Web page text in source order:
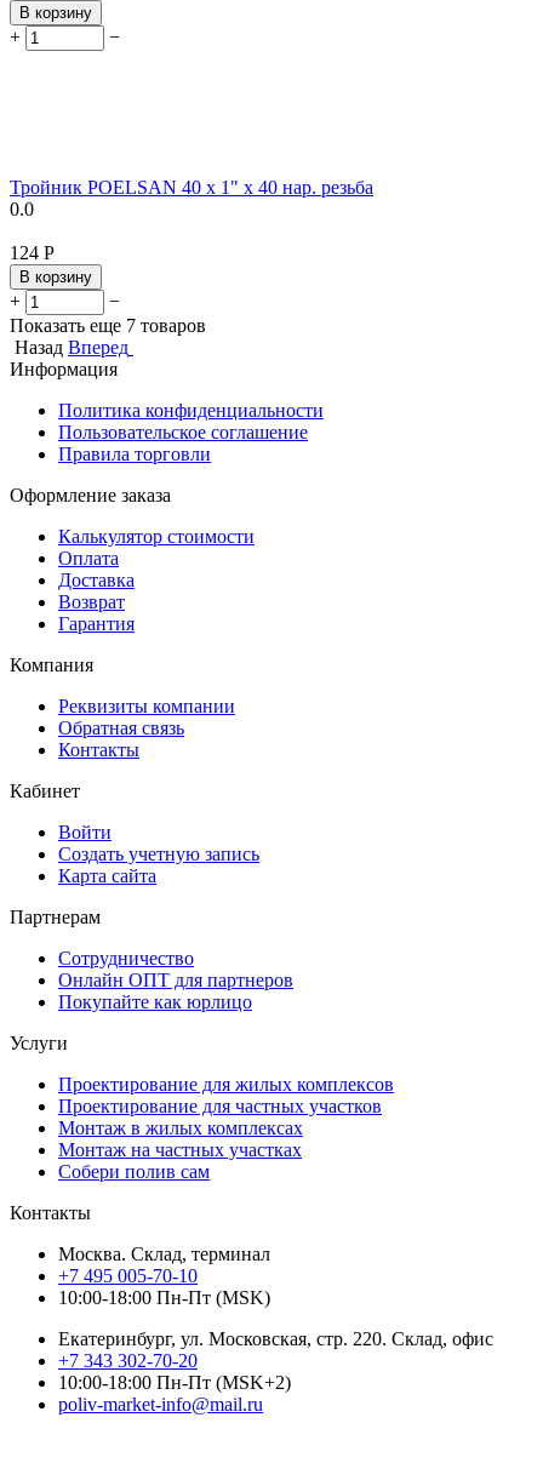
В корзину
+ −
Тройник POELSAN 40 х 1" х 40 нар. резьба
0.0
‍124‍ Р
В корзину
+
−
Показать еще 7 товаров
Назад Вперед
Информация
Политика конфиденциальности
Пользовательское соглашение
Правила торговли
Оформление заказа
Калькулятор стоимости
Оплата
Доставка
Возврат
Гарантия
Компания
Реквизиты компании
Обратная связь
Контакты
Кабинет
Войти
Создать учетную запись
Карта сайта
Партнерам
Сотрудничество
Онлайн ОПТ для партнеров
Покупайте как юрлицо
Услуги
Проектирование для жилых комплексов
Проектирование для частных участков
Монтаж в жилых комплексах
Монтаж на частных участках
Собери полив сам
Контакты
Москва. Склад, терминал
+7 495 005-70-10
10:00-18:00 Пн-Пт (MSK)
Екатеринбург, ул. Московская, стр. 220. Склад, офис
+7 343 302-70-20
10:00-18:00 Пн-Пт (MSK+2)
poliv-market-info@mail.ru